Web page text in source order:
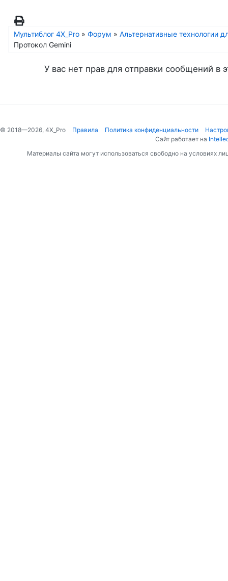
Мультиблог 4X_Pro » Форум » Альтернативные технологии
Протокол Gemini
У вас нет прав для отправки сообщений в
© 2018—2026, 4X_Pro Правила Политика конфиденциальности
Сайт работает на
Материалы сайта могут использоваться свободно на условиях